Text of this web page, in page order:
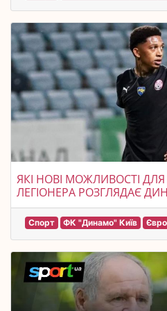
ЯКІ НОВІ МОЖЛИВОСТІ
ЛЕГІОНЕРА РОЗГЛЯДАЄ
Спорт ФК "Динамо" Київ Євро